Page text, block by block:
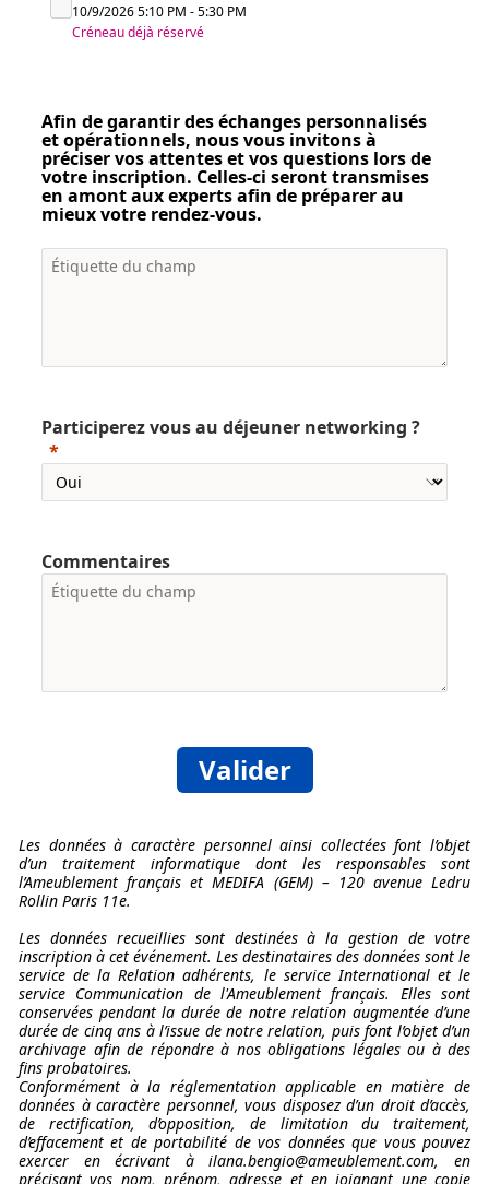
10/9/20265:10 PM -5:30 PM
Créneau déjà réservé
Afin de garantir des échanges personnalisés
et opérationnels, nous vous invitons à
préciser vos attentes et vos questions lors de
votre inscription. Celles-ci seront transmises
en amont aux experts afin de préparer au
mieux votre rendez-vous.
Participerez vous au déjeuner networking ?
Commentaires
Valider
Les données à caractère personnel ainsi collectées font l’objet
d’un traitement informatique dont les responsables sont
l’Ameublement français et MEDIFA (GEM) – 120 avenue Ledru
Rollin Paris 11e.
Les données recueillies sont destinées à la gestion de votre
inscription à cet événement. Les destinataires des données sont le
service de la Relation adhérents, le service International et le
service Communication de l'Ameublement français. Elles sont
conservées pendant la durée de notre relation augmentée d’une
durée de cinq ans à l’issue de notre relation, puis font l’objet d’un
archivage afin de répondre à nos obligations légales ou à des
fins probatoires.
Conformément à la réglementation applicable en matière de
données à caractère personnel, vous disposez d’un droit d’accès,
de rectification, d’opposition, de limitation du traitement,
d’effacement et de portabilité de vos données que vous pouvez
exercer en écrivant à ilana.bengio@ameublement.com, en
précisant vos nom, prénom, adresse et en joignant une copie